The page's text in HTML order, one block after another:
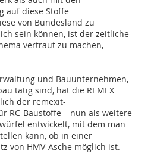
auf diese Stoffe
von Bundesland zu
sein können, ist der zeitliche
vertraut zu machen,
und Bauunternehmen,
tätig sind, hat die REMEX
der remexit-
RC-Baustoffe – nun als weitere
entwickelt, mit dem man
kann, ob in einer
von HMV-Asche möglich ist.